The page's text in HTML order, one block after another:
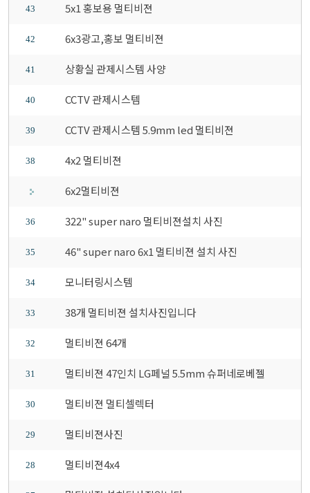
43 5x1 홍보용 멀티비젼
42 6x3광고,홍보 멀티비젼
41 상황실 관제시스템 사양
40 CCTV 관제시스템
39 CCTV 관제시스템 5.9mm led 멀티비젼
38 4x2 멀티비젼
6x2멀티비젼
36 322" super naro 멀티비젼설치 사진
35 46" super naro 6x1 멀티비젼 설치 사진
34 모니터링시스템
33 38개 멀티비젼 설치사진입니다
32 멀티비젼 64개
31 멀티비젼 47인치 LG페널 5.5mm 슈퍼네로베젤
30 멀티비젼 멀티셀렉터
29 멀티비젼사진
28 멀티비젼4x4